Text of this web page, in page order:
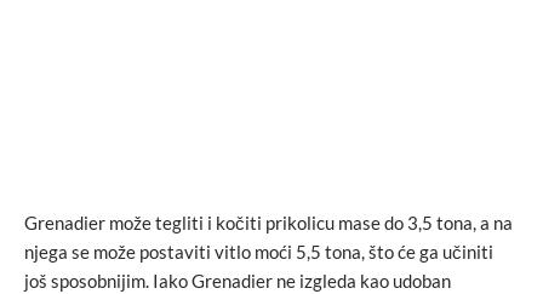
Grenadier može tegliti i kočiti prikolicu mase do 3,5 tona, a na
njega se može postaviti vitlo moći 5,5 tona, što će ga učiniti
još sposobnijim. Iako Grenadier ne izgleda kao udoban